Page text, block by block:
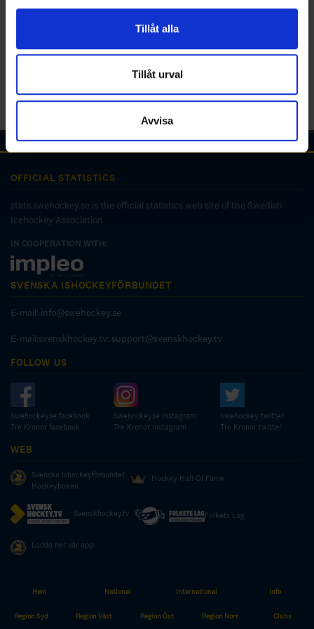
för sociala medier och analysera vår trafik. Vi
vidarebefordrar även sådana identifierare och annan
annons- och analysföretag som vi samarbetar med.
Dessa kan i sin tur kombinera informationen med annan
information som du har tillhandahållit eller som de har
samlat in när du har använt deras tjänster.
Tillåt alla
Tillåt urval
Avvisa
Hem National International Info
Region Syd Region Väst Region Öst Region Norr Clubs
OFFICIAL STATISTICS
stats.swehockey.se is the official statistics web site of the Swedish
Icehockey Association.
IN COOPERATION WITH:
SVENSKA ISHOCKEYFÖRBUNDET
E-mail: info@swehockey.se
E-mail:svenskhockey.tv: support@svenskhockey.tv
FOLLOW US
Swehockeyse facebook
Tre Kronor facebook
Swehockeyse Instagram
Tre Kronor instagram
Swehockey twitter
Tre Kronor twitter
WEB
Svenska Ishockeyförbundet
Hockeyboken
Hockey Hall Of Fame
Svenskhockey.tv Folkets Lag
Ladda ner vår app